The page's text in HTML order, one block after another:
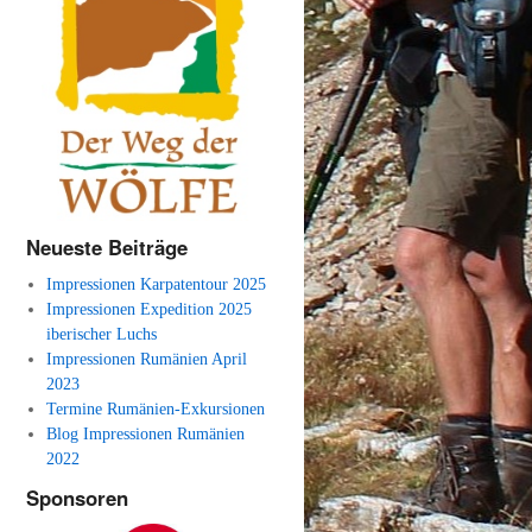
Neueste Beiträge
Impressionen Karpatentour 2025
Impressionen Expedition 2025
iberischer Luchs
Impressionen Rumänien April
2023
Termine Rumänien-Exkursionen
Blog Impressionen Rumänien
2022
Sponsoren